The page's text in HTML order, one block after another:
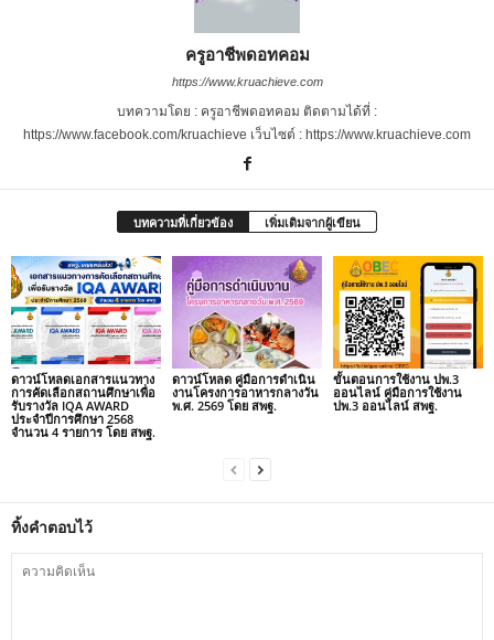
ครูอาชีพดอทคอม
https://www.kruachieve.com
บทความโดย : ครูอาชีพดอทคอม ติดตามได้ที่ :
https://www.facebook.com/kruachieve เว็บไซต์ : https://www.kruachieve.com
บทความที่เกี่ยวข้อง เพิ่มเติมจากผู้เขียน
ดาวน์โหลดเอกสารแนวทาง
การคัดเลือกสถานศึกษาเพื่อ
รับรางวัล IQA AWARD
ประจำปีการศึกษา 2568
จำนวน 4 รายการ โดย สพฐ.
ดาวน์โหลด คู่มือการดำเนิน
งานโครงการอาหารกลางวัน
พ.ศ. 2569 โดย สพฐ.
ขั้นตอนการใช้งาน ปพ.3
ออนไลน์ คู่มือการใช้งาน
ปพ.3 ออนไลน์ สพฐ.
ทิ้งคำตอบไว้